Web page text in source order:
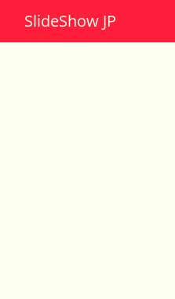
SlideShow JP